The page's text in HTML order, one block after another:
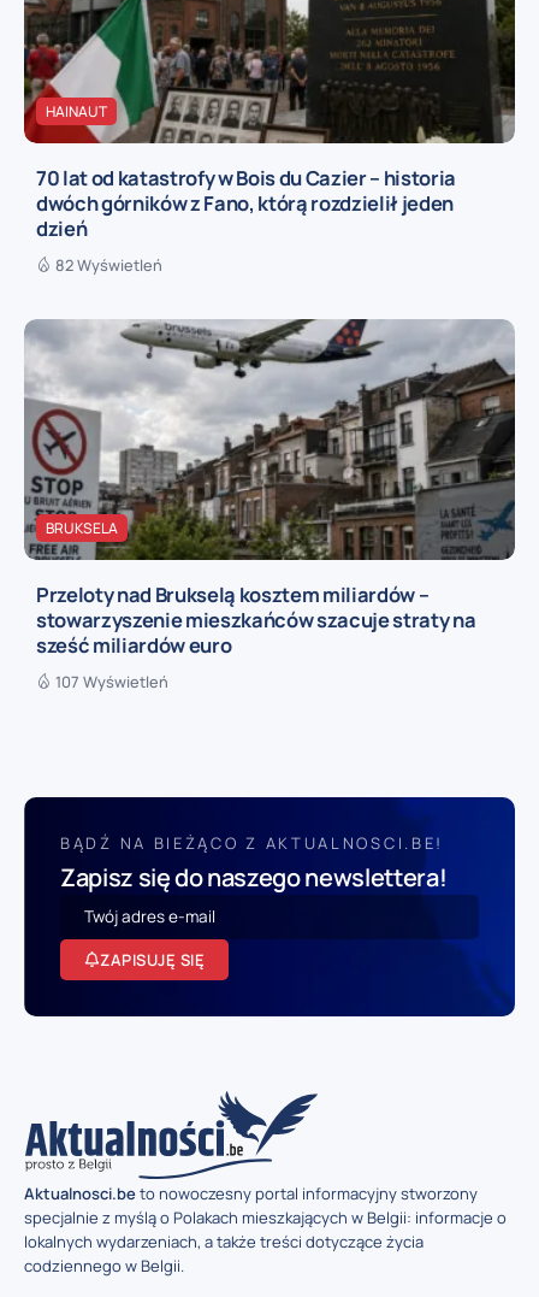
HAINAUT
70 lat od katastrofy w Bois du Cazier – historia
dwóch górników z Fano, którą rozdzielił jeden
dzień
82 Wyświetleń
BRUKSELA
Przeloty nad Brukselą kosztem miliardów –
stowarzyszenie mieszkańców szacuje straty na
sześć miliardów euro
107 Wyświetleń
BĄDŹ NA BIEŻĄCO Z AKTUALNOSCI.BE!
Zapisz się do naszego newslettera!
ZAPISUJĘ SIĘ
Aktualnosci.beto nowoczesny portal informacyjny stworzony
specjalnie z myślą o Polakach mieszkających w Belgii: informacje o
lokalnych wydarzeniach, a także treści dotyczące życia
codziennego w Belgii.